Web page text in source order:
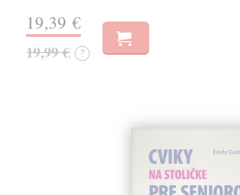
19,39 €
19,99 € ?